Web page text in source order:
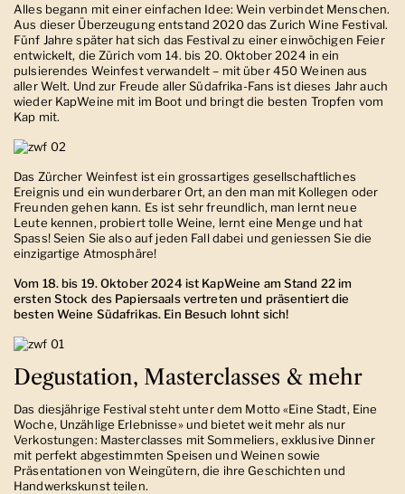
Alles begann mit einer einfachen Idee: Wein verbindet Menschen.
Aus dieser Überzeugung entstand 2020 das Zurich Wine Festival.
Fünf Jahre später hat sich das Festival zu einer einwöchigen Feier
entwickelt, die Zürich vom 14. bis 20. Oktober 2024 in ein
pulsierendes Weinfest verwandelt – mit über 450 Weinen aus
aller Welt. Und zur Freude aller Südafrika-Fans ist dieses Jahr auch
wieder KapWeine mit im Boot und bringt die besten Tropfen vom
Kap mit.
Das Zürcher Weinfest ist ein grossartiges gesellschaftliches
Ereignis und ein wunderbarer Ort, an den man mit Kollegen oder
Freunden gehen kann. Es ist sehr freundlich, man lernt neue
Leute kennen, probiert tolle Weine, lernt eine Menge und hat
Spass! Seien Sie also auf jeden Fall dabei und geniessen Sie die
einzigartige Atmosphäre!
Vom 18. bis 19. Oktober 2024 ist KapWeine am Stand 22 im
ersten Stock des Papiersaals vertreten und präsentiert die
besten Weine Südafrikas. Ein Besuch lohnt sich!
Degustation, Masterclasses & mehr
Das diesjährige Festival steht unter dem Motto «Eine Stadt, Eine
Woche, Unzählige Erlebnisse» und bietet weit mehr als nur
Verkostungen: Masterclasses mit Sommeliers, exklusive Dinner
mit perfekt abgestimmten Speisen und Weinen sowie
Präsentationen von Weingütern, die ihre Geschichten und
Handwerkskunst teilen.